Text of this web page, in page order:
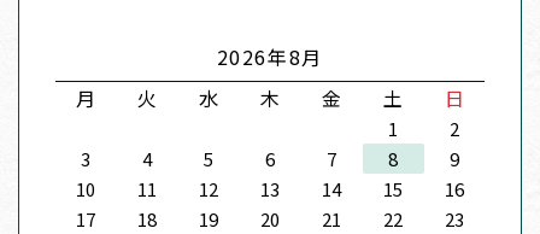
2026年8月
月
火 水 木 金 土 日
1
2
3
4 5 6 7 8
9
10
11 12 13 14 15
16
17
18 19 20 21 22
23